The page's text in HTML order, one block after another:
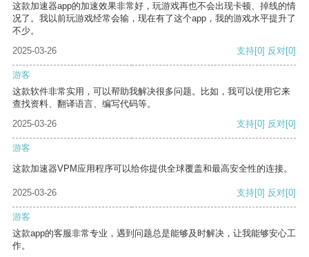
这款加速器app的加速效果非常好，玩游戏再也不会出现卡顿、掉线的情
况了。我以前玩游戏经常会输，现在有了这个app，我的游戏水平提升了
不少。
2025-03-26
支持[0] 反对[0]
游客
这款软件非常实用，可以帮助我解决很多问题。比如，我可以使用它来
查找资料、翻译语言、编写代码等。
2025-03-26
支持[0] 反对[0]
游客
这款加速器VPM应用程序可以给你提供全球覆盖和最高安全性的连接。
2025-03-26 支持[0] 反对[0]
游客
这款app的客服非常专业，遇到问题总是能够及时解决，让我能够安心工
作。